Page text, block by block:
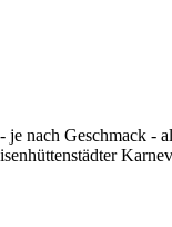
je nach Geschmack -